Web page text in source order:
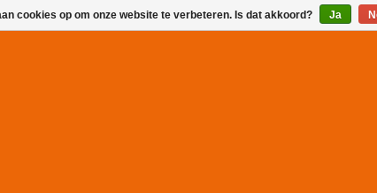
cookies op om onze website te verbeteren. Is dat akkoord? Ja